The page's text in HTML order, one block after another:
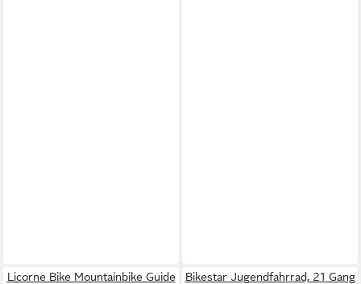
Licorne Bike Mountainbike Guide
Bikestar Jugendfahrrad, 21 Gang